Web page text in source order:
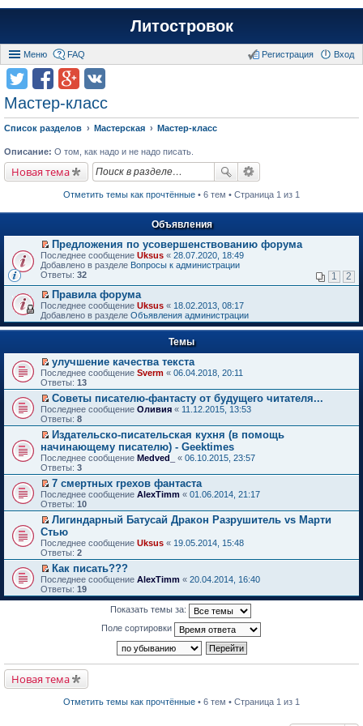
Литостровок
Меню FAQ Вход
Регистрация
Мастер-класс
Список разделов Мастерская Мастер-класс
Описание: О том, как надо и не надо писать.
Новая тема
Отметить темы как прочтённые • 6 тем • Страница 1 из 1
Объявления
П
е
р
й
т
и
к
п
в
о
м
у
н
е
п
р
о
ч
и
т
а
н
н
о
м
у
с
о
о
б
щ
е
н
и
Предложения по усовершенствованию форума
Последнее сообщение Uksus « 28.07.2020, 18:49
Добавлено в разделе Вопросы к администрации
Ответы: 32 1 2
П
е
р
е
т
и
к
п
е
р
в
о
м
у
н
е
п
р
о
ч
и
т
а
н
н
о
м
у
с
о
ю
Правила форума
Последнее сообщение Uksus « 18.02.2013, 08:17
Добавлено в разделе Объявления администрации
Темы
П
е
р
е
й
т
и
к
п
е
р
в
о
м
у
н
е
п
р
о
ч
и
т
а
н
о
о
б
щ
улучшение качества текста
Последнее сообщение Sverm « 06.04.2018, 20:11
Ответы: 13
П
е
р
е
й
т
и
к
п
е
р
в
о
м
у
н
е
п
р
о
ч
м
у
с
Советы писателю-фантасту от будущего читателя...
Последнее сообщение Оливия « 11.12.2015, 13:53
Ответы: 8
П
е
р
е
й
т
и
к
п
е
р
в
о
м
у
н
е
а
н
н
Издательско-писательская кухня (в помощь
начинающему писателю) - Geektimes
Последнее сообщение Medved_ « 06.10.2015, 23:57
Ответы: 3
П
е
р
е
й
т
и
к
п
е
р
в
р
о
ч
7 смертных грехов фантаста
Последнее сообщение AlexTimm « 01.06.2014, 21:17
Ответы: 10
П
е
р
е
й
т
и
к
у
е
Лигиндарный Батусай Дракон Разрушитель vs Марти
Стью
Последнее сообщение Uksus « 19.05.2014, 15:48
Ответы: 2
П
е
р
е
в
Как писать???
Последнее сообщение AlexTimm « 20.04.2014, 16:40
Ответы: 19
Показать темы за:
Поле сортировки
Новая тема
Отметить темы как прочтённые • 6 тем • Страница 1 из 1